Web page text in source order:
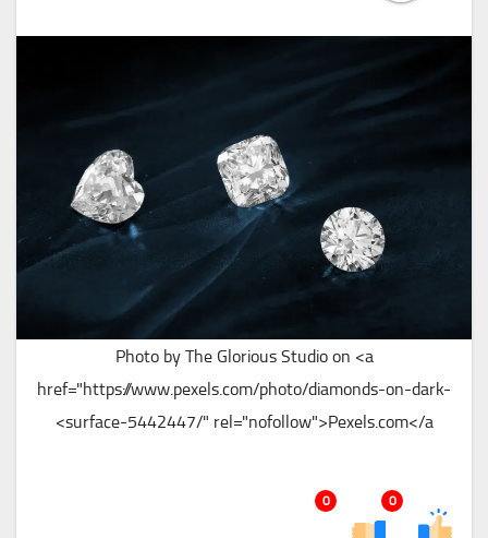
Photo by The Glorious Studio on <a
href="https://www.pexels.com/photo/diamonds-on-dark-
surface-5442447/" rel="nofollow">Pexels.com</a>
0
0